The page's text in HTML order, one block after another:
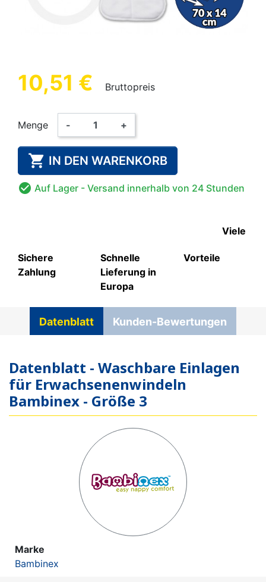
10,51 € Bruttopreis
Menge - +
 IN DEN WARENKORB
 Auf Lager - Versand innerhalb von 24 Stunden
Sichere
Zahlung
Schnelle
Lieferung in
Europa
Viele
Vorteile
Datenblatt Kunden-Bewertungen
Datenblatt - Waschbare Einlagen
für Erwachsenenwindeln
Bambinex - Größe 3
Marke
Bambinex